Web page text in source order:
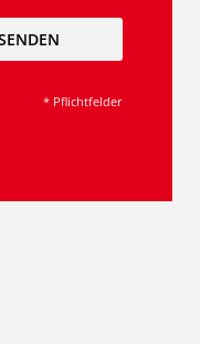
* Pflichtfelder